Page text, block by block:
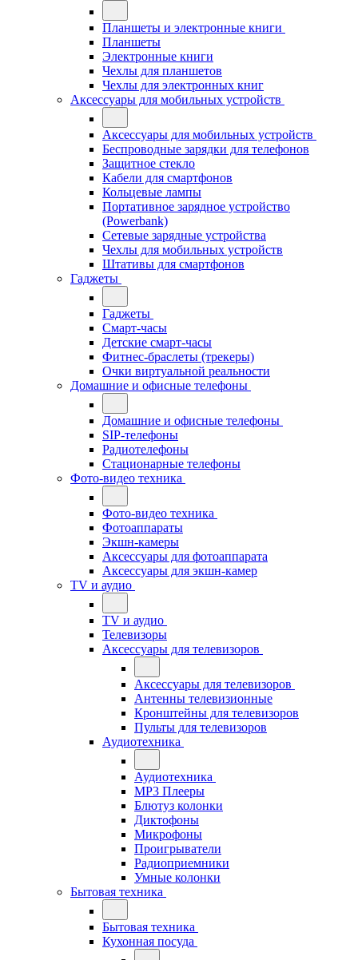
Планшеты и электронные книги
Планшеты
Электронные книги
Чехлы для планшетов
Чехлы для электронных книг
Аксессуары для мобильных устройств
Аксессуары для мобильных устройств
Беспроводные зарядки для телефонов
Защитное стекло
Кабели для смартфонов
Кольцевые лампы
Портативное зарядное устройство
(Powerbank)
Сетевые зарядные устройства
Чехлы для мобильных устройств
Штативы для смартфонов
Гаджеты
Гаджеты
Смарт-часы
Детские смарт-часы
Фитнес-браслеты (трекеры)
Очки виртуальной реальности
Домашние и офисные телефоны
Домашние и офисные телефоны
SIP-телефоны
Радиотелефоны
Стационарные телефоны
Фото-видео техника
Фото-видео техника
Фотоаппараты
Экшн-камеры
Аксессуары для фотоаппарата
Аксессуары для экшн-камер
TV и аудио
TV и аудио
Телевизоры
Аксессуары для телевизоров
Аксессуары для телевизоров
Антенны телевизионные
Кронштейны для телевизоров
Пульты для телевизоров
Аудиотехника
Аудиотехника
MP3 Плееры
Блютуз колонки
Диктофоны
Микрофоны
Проигрыватели
Радиоприемники
Умные колонки
Бытовая техника
Бытовая техника
Кухонная посуда